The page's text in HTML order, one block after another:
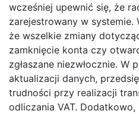
wcześniej upewnić się, że
zarejestrowany w systemie.
że wszelkie zmiany
zamknięcie konta czy
zgłaszane niezwłocznie. W
aktualizacji danych,
trudności przy realizacji
odliczania VAT.